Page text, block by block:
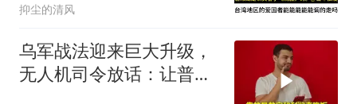
抑尘的清风
乌军战法迎来巨大升级，
无人机司令放话：让普京